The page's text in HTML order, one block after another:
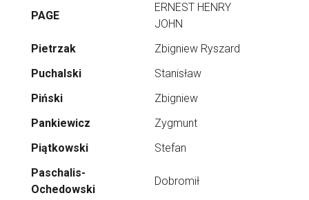
PAGE
ERNEST HENRY
JOHN
Pietrzak
Zbigniew Ryszard
Puchalski
Stanisław
Piński
Zbigniew
Pankiewicz
Zygmunt
Piątkowski
Stefan
Paschalis-
Ochedowski
Dobromił